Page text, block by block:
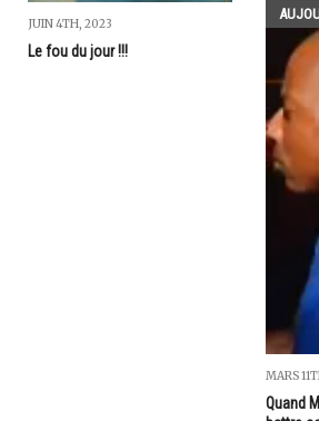
JUIN 4TH, 2023
Le fou du jour !!!
MARS
Quand